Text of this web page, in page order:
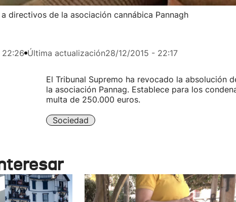
directivos de la asociación cannábica Pannagh
Última actualización28/12/2015 - 22:17
El Tribunal Supremo ha revocado la absolución
la asociación Pannag. Establece para los
multa de 250.000 euros.
Sociedad